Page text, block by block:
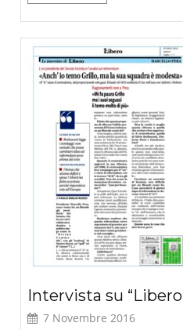
Intervista su
7 Novembre 2016